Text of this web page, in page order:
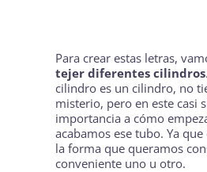
Para crear estas letras,
tejer diferentes cilindros
cilindro es un cilindro, no
misterio, pero en este casi
importancia a cómo
acabamos ese tubo. Ya
la forma que queramos
conveniente uno u otro.